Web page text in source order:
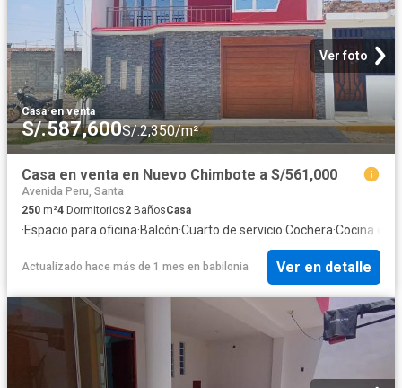
Ver foto
Casa·en venta
S/.587,600S/.2,350/m²
Casa en venta en Nuevo Chimbote a S/561,000
Avenida Peru, Santa
250 m²4 Dormitorios2 BañosCasa
·Espacio para oficina·Balcón·Cuarto de servicio·Cochera·Cocina
Actualizado hace más de 1 mes en babilonia Ver en detalle